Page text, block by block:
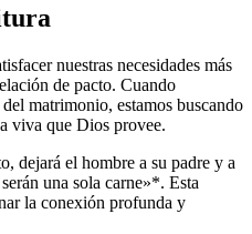
nuestras necesidades más
de pacto. Cuando
matrimonio, estamos buscando
viva que Dios provee.
dejará el hombre a su padre y a
una sola carne»*. Esta
la conexión profunda y